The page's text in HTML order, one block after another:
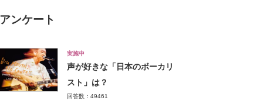
アンケート
実施中
声が好きな「日本のボーカリ
スト」は？
回答数：49461